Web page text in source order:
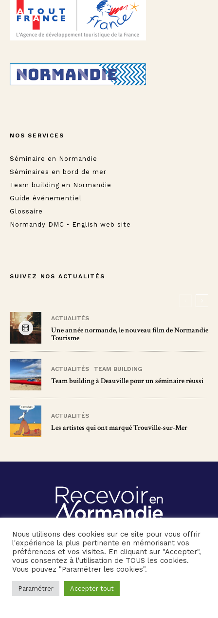
NOS SERVICES
Séminaire en Normandie
Séminaires en bord de mer
Team building en Normandie
Guide événementiel
Glossaire
Normandy DMC • English web site
SUIVEZ NOS ACTUALITÉS
ACTUALITÉS
Une année normande, le nouveau film de Normandie
Tourisme
ACTUALITÉS TEAM BUILDING
Team building à Deauville pour un séminaire réussi
ACTUALITÉS
Les artistes qui ont marqué Trouville-sur-Mer
© 2026 Recevoir en Normandie
Nous utilisons des cookies sur ce site pour vous offrir
l'expérience la plus pertinente en mémorisant vos
préférences et vos visites. En cliquant sur "Accepter",
vous consentez à l'utilisation de TOUS les cookies.
Vous pouvez "Paramétrer les cookies".
Paramétrer Accepter tout